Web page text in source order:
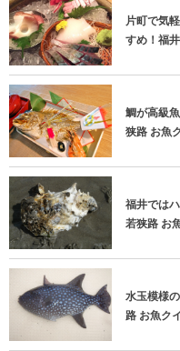
片町で気
すめ！福
鯛が高級
狭路 お魚
福井では
若狭路 お
水玉模様
路 お魚ク